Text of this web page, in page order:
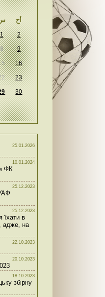
أح
1 2
8 9
16
23
30
25.01.2026
10.01.2024
ФК
25.12.2023
25.12.2023
в
адже, на
22.10.2023
20.10.2023
18.10.2023
збірну